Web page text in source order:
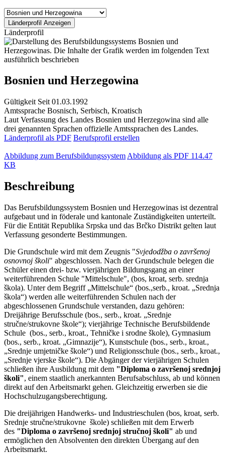
Länderprofil
Bosnien und Herzegowina
Gültigkeit Seit 01.03.1992
Amtssprache Bosnisch, Serbisch, Kroatisch
Laut Verfassung des Landes Bosnien und Herzegowina sind alle
drei genannten Sprachen offizielle Amtssprachen des Landes.
Länderprofil als PDF Berufsprofil erstellen
Abbildung zum Berufsbildungssystem Abbildung als PDF 114.47
KB
Beschreibung
Das Berufsbildungssystem Bosnien und Herzegowinas ist dezentral
aufgebaut und in föderale und kantonale Zuständigkeiten unterteilt.
Für die Entität Republika Srpska und das Brčko Distrikt gelten laut
Verfassung gesonderte Bestimmungen.
Die Grundschule wird mit dem Zeugnis "Svjedodžba o završenoj
osnovnoj školi" abgeschlossen. Nach der Grundschule belegen die
Schüler einen drei- bzw. vierjährigen Bildungsgang an einer
weiterführenden Schule "Mittelschule", (bos, kroat, serb. srednja
škola). Unter dem Begriff „Mittelschule“ (bos.,serb., kroat. „Srednja
škola“) werden alle weiterführenden Schulen nach der
abgeschlossenen Grundschule verstanden, dazu gehören:
Dreijährige Berufsschule (bos., serb., kroat. „Srednje
stručne/strukovne škole“); vierjährige Technische Berufsbildende
Schule (bos., serb., kroat., Tehničke i srodne škole), Gymnasium
(bos., serb., kroat. „Gimnazije“), Kunstschule (bos., serb., kroat.,
„Srednje umjetničke škole“) und Religionsschule (bos., serb., kroat.,
„Srednje vjerske škole“). Die Abgänger der vierjährigen Schulen
schließen ihre Ausbildung mit dem "Diploma o završenoj srednjoj
školi", einem staatlich anerkannten Berufsabschluss, ab und können
direkt auf den Arbeitsmarkt gehen. Gleichzeitig erwerben sie die
Hochschulzugangsberechtigung.
Die dreijährigen Handwerks- und Industrieschulen (bos, kroat, serb.
Srednje stručne/strukovne škole) schließen mit dem Erwerb
des "Diploma o završenoj srednjoj stručnoj školi" ab und
ermöglichen den Absolventen den direkten Übergang auf den
Arbeitsmarkt.